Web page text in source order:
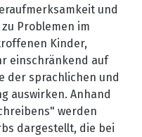
und
Problemen im
Kinder,
einschränkend auf
der sprachlichen und
auswirken. Anhand
werden
dargestellt, die bei